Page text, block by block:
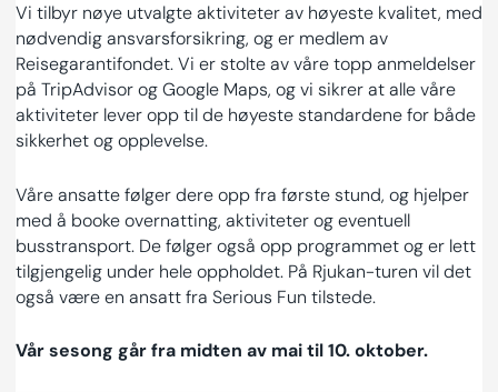
Vi tilbyr nøye utvalgte aktiviteter av høyeste kvalitet, med
nødvendig ansvarsforsikring, og er medlem av
Reisegarantifondet. Vi er stolte av våre topp anmeldelser
på TripAdvisor og Google Maps, og vi sikrer at alle våre
aktiviteter lever opp til de høyeste standardene for både
sikkerhet og opplevelse.
Våre ansatte følger dere opp fra første stund, og hjelper
med å booke overnatting, aktiviteter og eventuell
busstransport. De følger også opp programmet og er lett
tilgjengelig under hele oppholdet. På Rjukan-turen vil det
også være en ansatt fra Serious Fun tilstede.
Vår sesong går fra midten av mai til 10. oktober.